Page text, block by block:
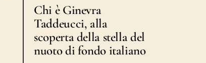
Chi è Ginevra
Taddeucci, alla
scoperta della stella del
nuoto di fondo italiano